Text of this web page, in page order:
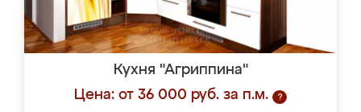
Кухня "Агриппина"
Цена: от 36 000 руб. за п.м.
?